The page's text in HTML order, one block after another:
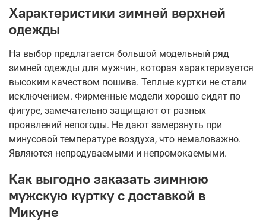
Характеристики зимней верхней
одежды
На выбор предлагается большой модельный ряд
зимней одежды для мужчин, которая характеризуется
высоким качеством пошива. Теплые куртки не стали
исключением. Фирменные модели хорошо сидят по
фигуре, замечательно защищают от разных
проявлений непогоды. Не дают замерзнуть при
минусовой температуре воздуха, что немаловажно.
Являются непродуваемыми и непромокаемыми.
Как выгодно заказать зимнюю
мужскую куртку с доставкой в
Микуне